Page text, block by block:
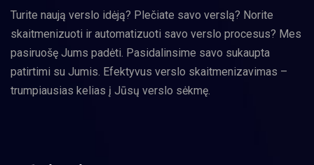
Turite naują verslo idėją? Plečiate savo verslą? Norite
skaitmenizuoti ir automatizuoti savo verslo procesus? Mes
pasiruošę Jums padėti. Pasidalinsime savo sukaupta
patirtimi su Jumis. Efektyvus verslo skaitmenizavimas –
trumpiausias kelias į Jūsų verslo sėkmę.